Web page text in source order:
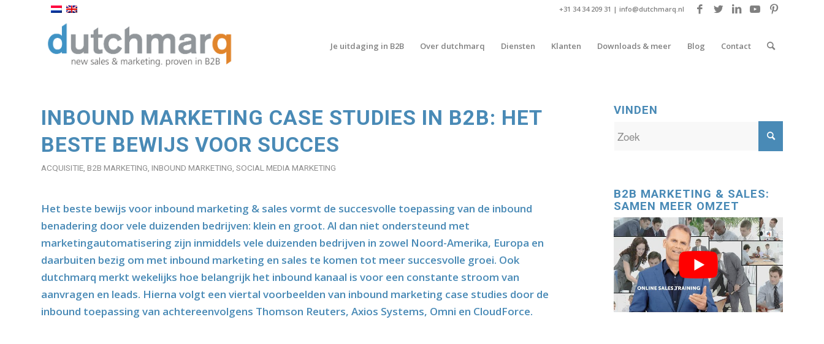
+31 34 34 209 31 | info@dutchmarq.nl
Je uitdaging in B2B Over dutchmarq Diensten Klanten Downloads & meer Blog Contact
INBOUND MARKETING CASE STUDIES IN B2B: HET
BESTE BEWIJS VOOR SUCCES
ACQUISITIE B2B MARKETING INBOUND MARKETING SOCIAL MEDIA MARKETING
Het beste bewijs voor inbound marketing & sales vormt de succesvolle toepassing van de inbound
benadering door vele duizenden bedrijven: klein en groot. Al dan niet ondersteund met
marketingautomatisering zijn inmiddels vele duizenden bedrijven in zowel Noord-Amerika, Europa en
daarbuiten bezig om met inbound marketing en sales te komen tot meer succesvolle groei. Ook
dutchmarq merkt wekelijks hoe belangrijk het inbound kanaal is voor een constante stroom van
aanvragen en leads. Hierna volgt een viertal voorbeelden van inbound marketing case studies door de
inbound toepassing van achtereenvolgens Thomson Reuters, Axios Systems, Omni en CloudForce.
VINDEN
B2B MARKETING & SALES:
SAMEN MEER OMZET